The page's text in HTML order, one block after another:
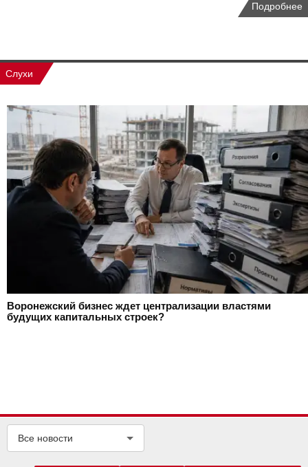
Подробнее
Слухи
Воронежский бизнес ждет централизации властями
будущих капитальных строек?
Все новости